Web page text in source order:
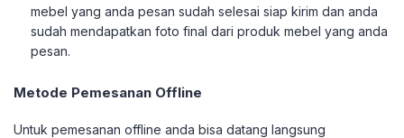
mebel yang anda pesan sudah selesai siap kirim dan anda
sudah mendapatkan foto final dari produk mebel yang anda
pesan.
Metode Pemesanan Offline
Untuk pemesanan offline anda bisa datang langsung